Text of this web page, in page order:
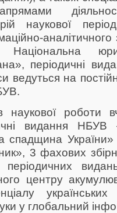
наукової
Національна
періодичні
на
наукової роботи
видання
спадщина
3 фахових
центру
у глобальний